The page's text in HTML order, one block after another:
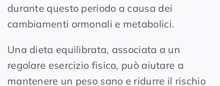
durante questo periodo a causa dei
cambiamenti ormonali e metabolici.
Una dieta equilibrata, associata a un
regolare esercizio fisico, può aiutare a
mantenere un peso sano e ridurre il rischio